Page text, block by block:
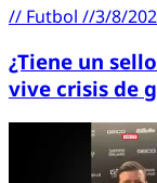
// Futbol //3/8/
¿Tiene un
vive crisis de